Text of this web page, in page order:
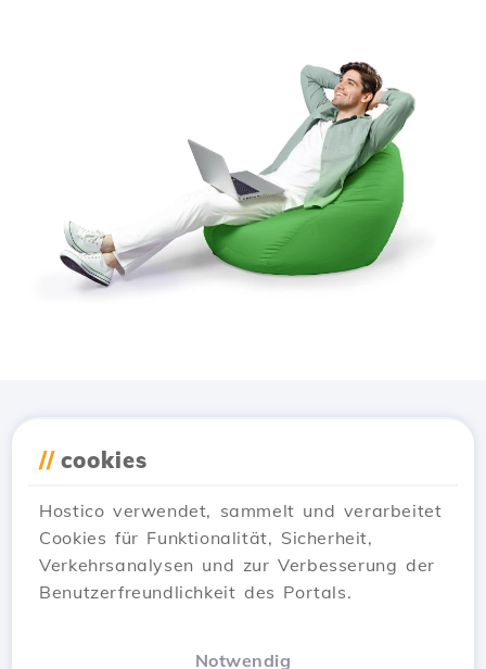
// cookies
Hostico verwendet, sammelt und verarbeitet
Cookies für Funktionalität, Sicherheit,
Verkehrsanalysen und zur Verbesserung der
Benutzerfreundlichkeit des Portals.
Notwendig